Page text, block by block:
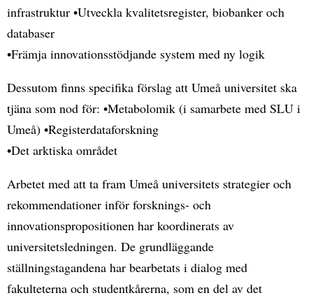
infrastruktur •Utveckla kvalitetsregister, biobanker och
databaser
•Främja innovationsstödjande system med ny logik
Dessutom finns specifika förslag att Umeå universitet ska
tjäna som nod för: •Metabolomik (i samarbete med SLU i
Umeå) •Registerdataforskning
•Det arktiska området
Arbetet med att ta fram Umeå universitets strategier och
rekommendationer inför forsknings- och
innovationspropositionen har koordinerats av
universitetsledningen. De grundläggande
ställningstagandena har bearbetats i dialog med
fakulteterna och studentkårerna, som en del av det